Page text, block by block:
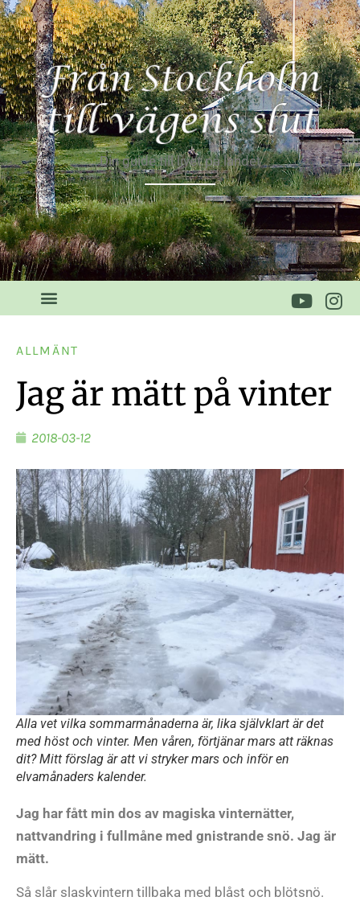
Din guide till livet på landet
ALLMÄNT
Jag är mätt på vinter
2018-03-12
Alla vet vilka sommarmånaderna är, lika självklart är det
med höst och vinter. Men våren, förtjänar mars att räknas
dit? Mitt förslag är att vi stryker mars och inför en
elvamånaders kalender.
Jag har fått min dos av magiska vinternätter,
nattvandring i fullmåne med gnistrande snö. Jag är
mätt.
Så slår slaskvintern tillbaka med blåst och blötsnö.